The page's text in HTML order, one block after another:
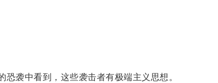
袭中看到，这些袭击者有极端主义思想。